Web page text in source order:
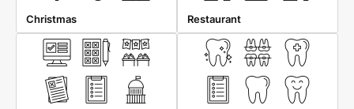
Christmas Restaurant